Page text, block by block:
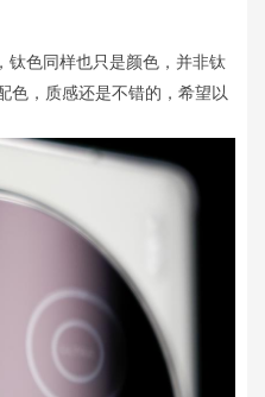
钛色同样也只是颜色，并非钛
色，质感还是不错的，希望以